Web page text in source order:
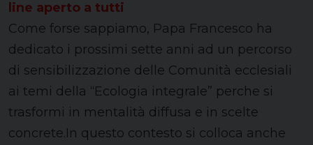
line aperto a tutti
Come forse sappiamo, Papa Francesco ha
dedicato i prossimi sette anni ad un percorso
di sensibilizzazione delle Comunità ecclesiali
ai temi della “Ecologia integrale” perche si
trasformi in mentalità diffusa e in scelte
concrete.In questo contesto si colloca anche